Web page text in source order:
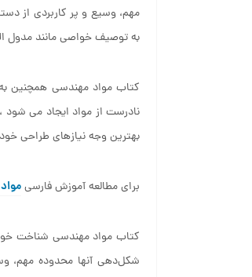
مهم، وسیع و پر کاربردی از
به توصیف خواصی مانند مدول
کتاب مواد مهندسی همچنین
نادرست از مواد ایجاد می
بهترین وجه نیازهای طراحی
برای مطالعه آموزش فارسی
کتاب مواد مهندسی شناخت
شکل‌دهی آنها محدوده مهم،